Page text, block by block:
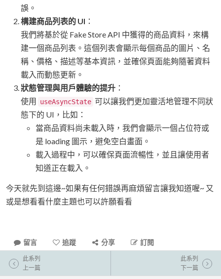
誤。
構建商品列表的 UI ：
我們將基於從 Fake Store API 中獲得的商品資料，來構
建一個商品列表。這個列表會顯示每個商品的圖片、名
稱、價格、描述等基本資訊，並確保頁面能夠隨著資料
載入而動態更新。
狀態管理與用戶體驗的提升 ：
使用
useAsyncState 可以讓我們更加靈活地管理不同狀
態下的 UI，比如：
當商品資料尚未載入時，我們會顯示一個占位符或
是 loading 圖示，避免空白畫面。
載入過程中，可以確保頁面流暢性，並且讓使用者
知道正在載入。
今天就先到這邊~如果有任何錯誤再麻煩留言讓我知道喔~ 又
或是想看看什麼主題也可以許願看看
留言 追蹤 分享 訂閱
此系列
上一篇
此系列
下一篇